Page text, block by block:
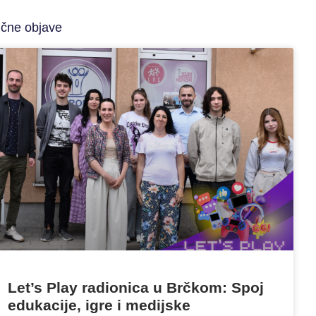
objave
Let’s Play radionica u Brčkom: Spoj
edukacije, igre i medijske